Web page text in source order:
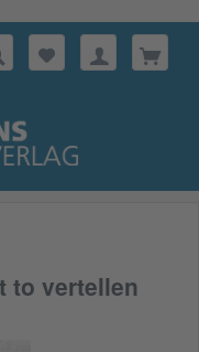
to vertellen